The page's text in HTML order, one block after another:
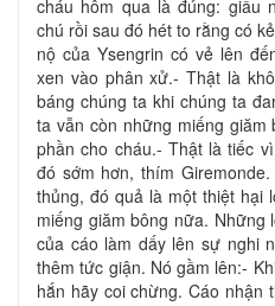
cháu hôm qua là đúng: giấu
chú rồi sau đó hét to rằng có
nộ của Ysengrin có vẻ lên
xen vào phân xử.- Thật là
báng chúng ta khi chúng ta
ta vẫn còn những miếng giăm
phần cho cháu.- Thật là tiếc
đó sớm hơn, thím
thủng, đó quả là một thiệt hại
miếng giăm bông nữa. Những
của cáo làm dấy lên sự nghi
thêm tức giận. Nó gầm lên:-
hắn hãy coi chừng. Cáo nhận